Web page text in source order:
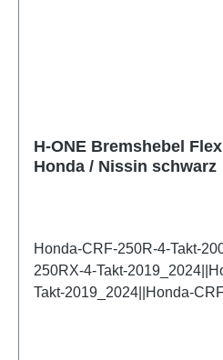
H-ONE Bremshebel
Honda / Nissin schwarz
Honda-CRF-250R-4-Takt-
250RX-4-Takt-
Takt-2019_2024||Honda-